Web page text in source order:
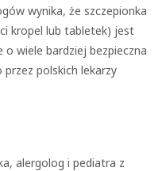
wynika, że szczepionka
kropel lub tabletek) jest
wiele bardziej bezpieczna
polskich lekarzy
alergolog i pediatra z